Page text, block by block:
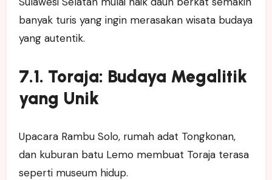
banyak turis yang ingin merasakan wisata budaya
yang autentik.
7.1. Toraja: Budaya Megalitik
yang Unik
Upacara Rambu Solo, rumah adat Tongkonan,
dan kuburan batu Lemo membuat Toraja terasa
seperti museum hidup.